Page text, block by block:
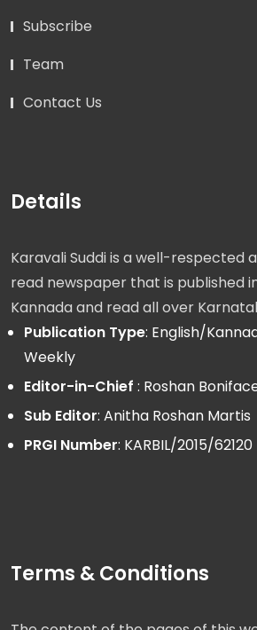
Subscribe
Team
Contact Us
Details
Karavali Suddi is a well-respected
read newspaper that is published
Kannada and read all over
Publication Type: English/
Weekly
Editor-in-Chief : Roshan
Sub Editor: Anitha Roshan Martis
PRGI Number: KARBIL/2015/62120
Terms & Conditions